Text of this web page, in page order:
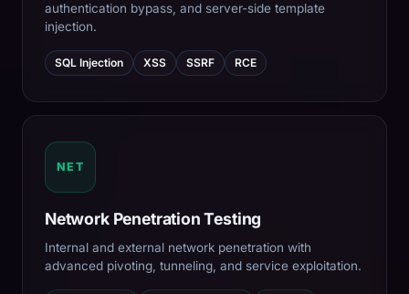
authentication bypass, and server-side template
injection.
SQL Injection XSS SSRF RCE
NET
Network Penetration Testing
Internal and external network penetration with
advanced pivoting, tunneling, and service exploitation.